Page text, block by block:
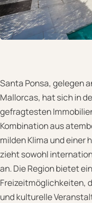
Santa Ponsa, gelegen
Mallorcas, hat sich in
gefragtesten
Kombination aus
milden Klima und
zieht sowohl
an. Die Region bietet
Freizeitmöglichkeiten,
und kulturelle